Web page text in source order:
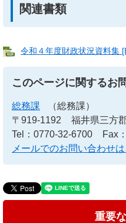
関連書類
令和４年度財政状況資料集
このページに関するお
総務課
（総務課）
〒919-1192
福井県三方
Tel：0770-32-6700
Fax
メールでのお問い合わせ
重要